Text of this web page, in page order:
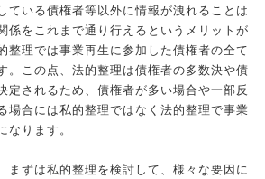
ている債権者等以外に情報が洩れることは
係をこれまで通り行えるというメリットが
整理では事業再生に参加した債権者の全て
。この点、法的整理は債権者の多数決や債
定されるため、債権者が多い場合や一部反
場合には私的整理ではなく法的整理で事業
ります。
まずは私的整理を検討して、様々な要因に